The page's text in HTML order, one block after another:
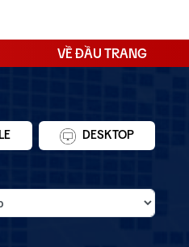
VỀ ĐẦU TRANG
DESKTOP